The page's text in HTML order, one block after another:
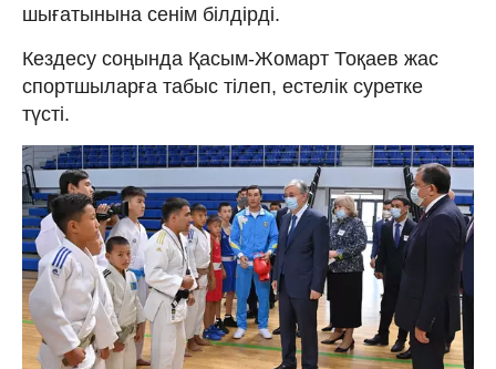
шығатынына сенім білдірді.
Кездесу соңында Қасым-Жомарт Тоқаев жас
спортшыларға табыс тілеп, естелік суретке
түсті.